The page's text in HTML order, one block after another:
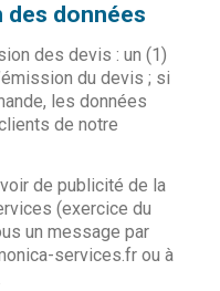
des données
des devis : un (1)
du devis ; si
les données
de notre
de publicité de la
(exercice du
un message par
services.fr ou à